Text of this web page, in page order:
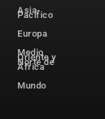
Asia-
Pacífico
Europa
Medio
Oriente y
Norte de
África
Mundo